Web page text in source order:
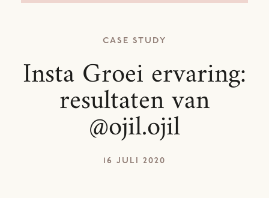
CASE STUDY
Insta Groei ervaring:
resultaten van
@ojil.ojil
16 JULI 2020